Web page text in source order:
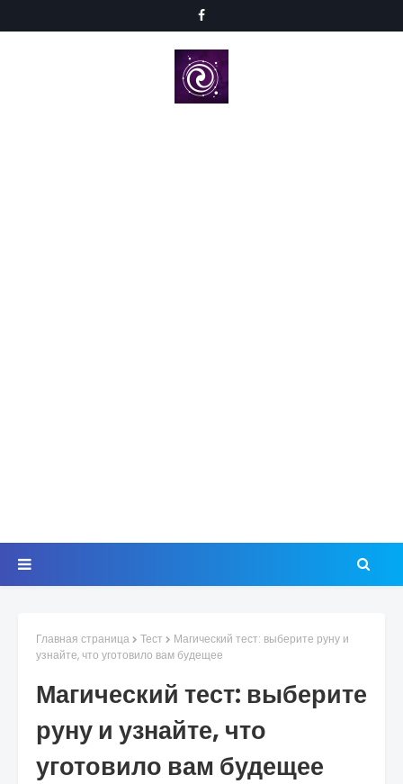
Главная страница Тест
Магический тест: выберите руну и
узнайте, что уготовило вам будещее
Магический тест: выберите
руну и узнайте, что
уготовило вам будещее